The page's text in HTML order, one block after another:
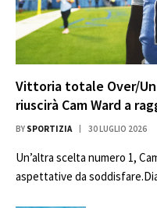
Vittoria totale Over/
riuscirà Cam Ward a
BY SPORTIZIA 30 LUGLIO 2026
Un’altra scelta numero 1,
aspettative da